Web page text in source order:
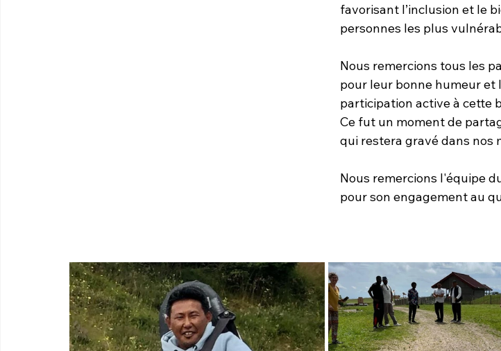
favorisant l’inclusion et le
personnes les plus
Nous remercions tous les
pour leur bonne humeur et
participation active à cette
Ce fut un moment de
qui restera gravé dans nos
Nous remercions l'équipe
pour son engagement au